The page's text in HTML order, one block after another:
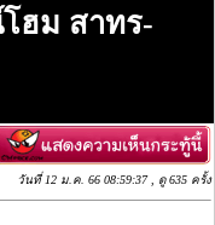
ฮม สาทร-
วันที่ 12 ม.ค. 66 08:59:37 , ดู 635 ครั้ง